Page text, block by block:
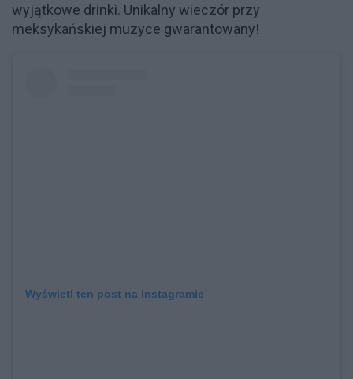
wyjątkowe drinki. Unikalny wieczór przy
meksykańskiej muzyce gwarantowany!
Wyświetl ten post na Instagramie